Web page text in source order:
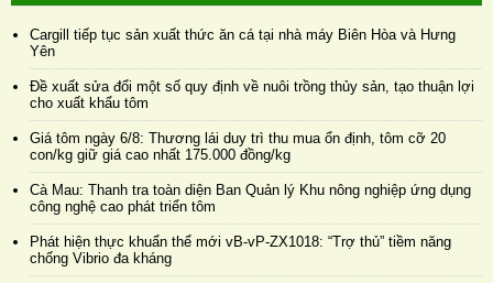
Cargill tiếp tục sản xuất thức ăn cá tại nhà máy Biên Hòa và Hưng
Yên
Đề xuất sửa đổi một số quy định về nuôi trồng thủy sản, tạo thuận lợi
cho xuất khẩu tôm
Giá tôm ngày 6/8: Thương lái duy trì thu mua ổn định, tôm cỡ 20
con/kg giữ giá cao nhất 175.000 đồng/kg
Cà Mau: Thanh tra toàn diện Ban Quản lý Khu nông nghiệp ứng dụng
công nghệ cao phát triển tôm
Phát hiện thực khuẩn thể mới vB-vP-ZX1018: “Trợ thủ” tiềm năng
chống Vibrio đa kháng